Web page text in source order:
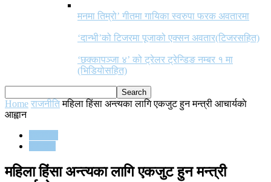
मनमा तिम्रो’ गीतमा गायिका स्वरुपा फरक अवतारमा
‘दान्भी’को टिजरमा पूजाको एक्सन अवतार(टिजरसहित)
‘छक्कापञ्जा ४’ को ट्रेलर ट्रेन्डिङ नम्बर १ मा
(भिडियोसहित)
Home राजनीति महिला हिंसा अन्त्यका लागि एकजुट हुन मन्त्री आचार्यकाे
आह्वान
महिला हिंसा अन्त्यका लागि एकजुट हुन मन्त्री